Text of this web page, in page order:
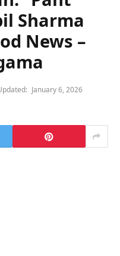
Sharma
News –
January 6, 2026